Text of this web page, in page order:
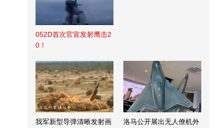
052D首次官宣发射鹰击2
0！
我军新型导弹清晰发射画
洛马公开展出无人僚机外